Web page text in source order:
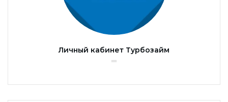
Личный кабинет Турбозайм